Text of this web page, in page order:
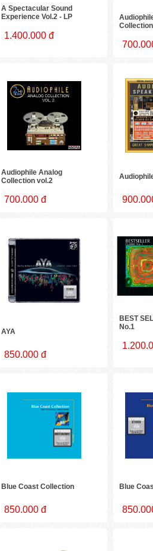
A Spectacular Sound
Experience Vol.2 - LP
1.400.000 đ
Audiophile Analog
Collection vol.2
700.000 đ
AYA
850.000 đ
BEST
No.1
Blue Coast Collection
850.000 đ
Blue